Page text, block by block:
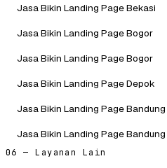
Jasa Bikin Landing Page Bekasi
Jasa Bikin Landing Page Bogor
Jasa Bikin Landing Page Bogor
Jasa Bikin Landing Page Depok
Jasa Bikin Landing Page Bandung
Jasa Bikin Landing Page
06 — Layanan Lain